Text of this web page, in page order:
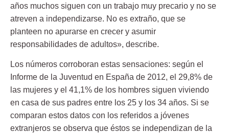
años muchos siguen con un trabajo muy precario y no se
atreven a independizarse. No es extraño, que se
planteen no apurarse en crecer y asumir
responsabilidades de adultos», describe.
Los números corroboran estas sensaciones: según el
Informe de la Juventud en España de 2012, el 29,8% de
las mujeres y el 41,1% de los hombres siguen viviendo
en casa de sus padres entre los 25 y los 34 años. Si se
comparan estos datos con los referidos a jóvenes
extranjeros se observa que éstos se independizan de la